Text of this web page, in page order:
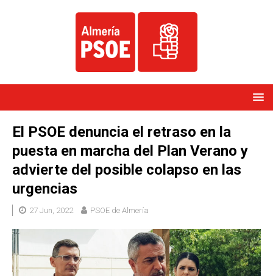
El PSOE denuncia el retraso en la
puesta en marcha del Plan Verano y
advierte del posible colapso en las
urgencias
27 Jun, 2022 PSOE de Almería